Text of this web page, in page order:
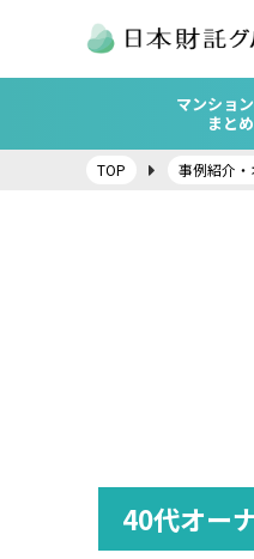
マンショ
まとめ
TOP 事例紹介
40代オー